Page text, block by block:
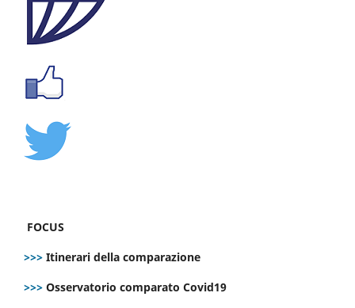
FOCUS
>>> Itinerari della comparazione
>>> Osservatorio comparato Covid19